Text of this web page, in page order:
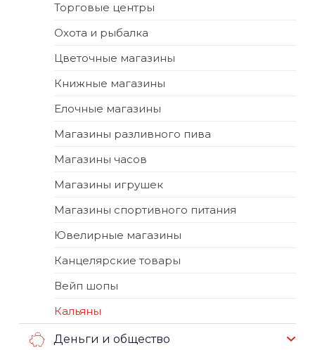
Торговые центры
Охота и рыбалка
Цветочные магазины
Книжные магазины
Елочные магазины
Магазины разливного пива
Магазины часов
Магазины игрушек
Магазины спортивного питания
Ювелирные магазины
Канцелярские товары
Вейп шопы
Кальяны
Деньги и общество